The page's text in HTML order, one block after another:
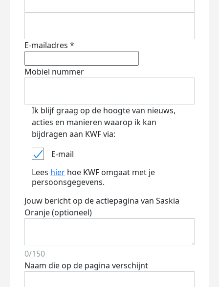
E-mailadres *
Mobiel nummer
Ik blijf graag op de hoogte van nieuws,
acties en manieren waarop ik kan
bijdragen aan KWF via:
E-mail
Lees hier hoe KWF omgaat met je
persoonsgegevens.
Jouw bericht op de actiepagina van Saskia
Oranje (optioneel)
0/150
Naam die op de pagina verschijnt